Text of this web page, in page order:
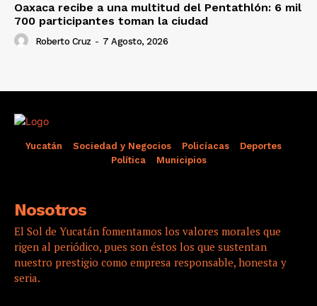
Oaxaca recibe a una multitud del Pentathlón: 6 mil
700 participantes toman la ciudad
Roberto Cruz - 7 Agosto, 2026
Yucatán Sociedad y Negocios Policíacas
Deportes
Política
Municipios
Nosotros
El Sol de Yucatán fomentamos los valores morales que
rigen al periódico, pues son éstos los que sustentan
nuestro prestigio como empresa responsable, honesta y
seria.